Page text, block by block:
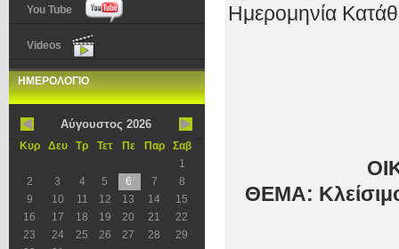
You Tube
Videos
ΗΜΕΡΟΛΟΓΙΟ
Αύγουστος 2026
Κυρ Δευ Τρ Τετ Πε Παρ
Σαβ
1
2
3 4 5 6 7
8
9
10 11 12 13 14
15
16
17 18 19 20 21
22
23
24 25 26 27 28
29
Ημερομηνία
ΘΕΜΑ: